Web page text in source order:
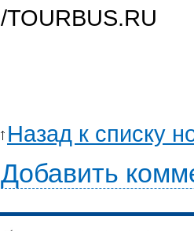
/TOURBUS.RU
Назад к списку
Добавить